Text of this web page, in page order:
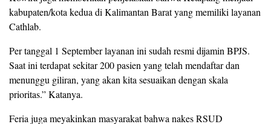
kabupaten/kota kedua di Kalimantan Barat yang memiliki layanan
Cathlab.
Per tanggal 1 September layanan ini sudah resmi dijamin BPJS.
Saat ini terdapat sekitar 200 pasien yang telah mendaftar dan
menunggu giliran, yang akan kita sesuaikan dengan skala
prioritas.” Katanya.
Feria juga meyakinkan masyarakat bahwa nakes RSUD